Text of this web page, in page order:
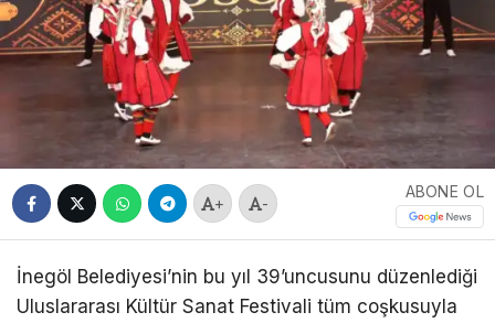
+ -
ABONE OL
İnegöl Belediyesi’nin bu yıl 39’uncusunu düzenlediği
Uluslararası Kültür Sanat Festivali tüm coşkusuyla